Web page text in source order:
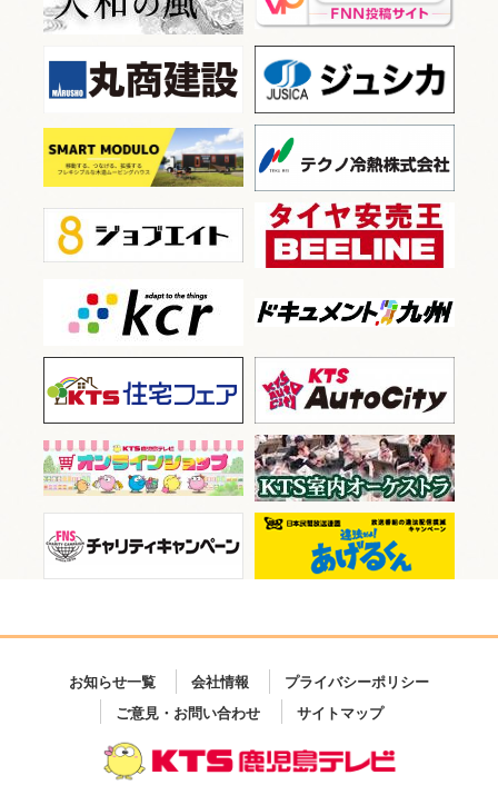
お知らせ一覧 会社情報
プライバシーポリシー
ご意見・お問い合わせ
サイトマップ